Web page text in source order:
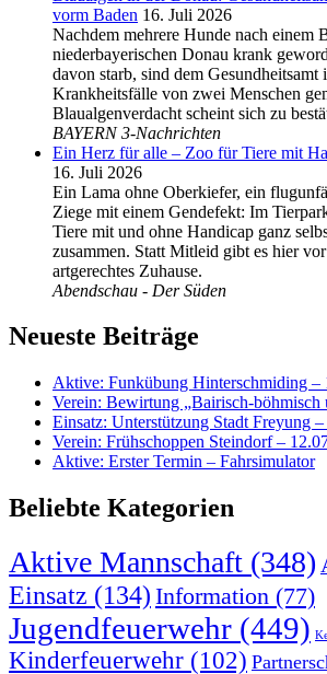
vorm Baden 16. Juli 2026
Nachdem mehrere Hunde nach einem
niederbayerischen Donau krank
davon starb, sind dem Gesundheitsamt
Krankheitsfälle von zwei Menschen
Blaualgenverdacht scheint sich zu
BAYERN 3-Nachrichten
Ein Herz für alle – Zoo für Tiere mit
16. Juli 2026
Ein Lama ohne Oberkiefer, ein
Ziege mit einem Gendefekt: Im
Tiere mit und ohne Handicap ganz
zusammen. Statt Mitleid gibt es hier
artgerechtes Zuhause.
Abendschau - Der Süden
Neueste Beiträge
Aktive: Funkübung Hinterschmiding –
Verein: Bewirtung „Bairisch-böhmisch
Einsatz: Unterstützung Stadt Freyung
Verein: Frühschoppen Steindorf –
Aktive: Erster Termin – Fahrsimulator
Beliebte Kategorien
Aktive Mannschaft (348)
Einsatz (134) Information (77)
Jugendfeuerwehr (449)
Kinderfeuerwehr (102)